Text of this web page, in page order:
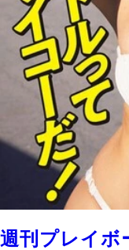
週刊プレイボ